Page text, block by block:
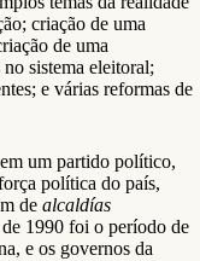
criação de uma
de uma
sistema eleitoral;
e várias reformas de
um partido político,
política do país,
de alcaldías
1990 foi o período de
e os governos da